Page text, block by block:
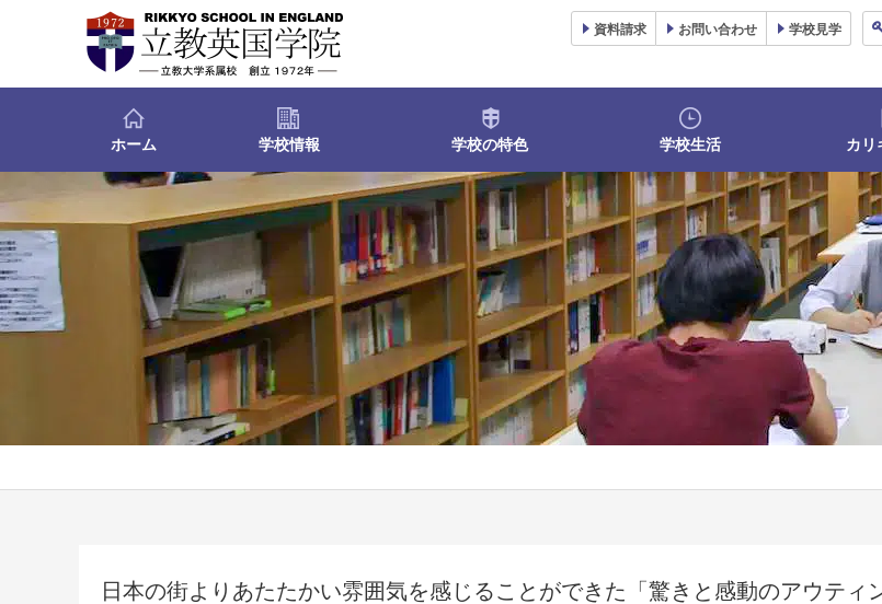
資料請求 お問い合わせ 学校見学
ホーム 学校情報 学校の特色 学校生活 カリ
日本の街よりあたたかい雰囲気を感じることができた「驚きと感動のアウティ